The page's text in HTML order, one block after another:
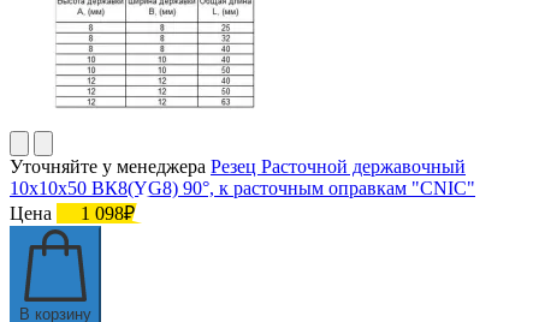
Уточняйте у менеджера Резец Расточной державочный
10х10х50 ВК8(YG8) 90°, к расточным оправкам "CNIC"
Цена
1 098₽
В корзину